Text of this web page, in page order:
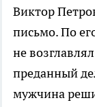
Виктор
письмо. По
не
преданный
мужчина